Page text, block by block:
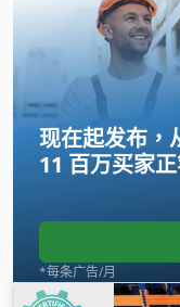
现在起发布，
11 百万买家
*每条广告/月